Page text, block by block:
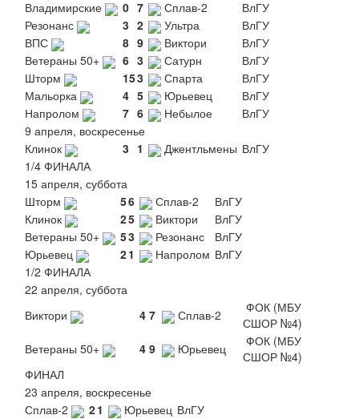
Владимирские
0 7 Сплав-2
ВлГУ
Резонанс
3 2 Ультра
ВлГУ
ВПС
8 9 Виктори
ВлГУ
Ветераны 50+
6 3 Сатурн
ВлГУ
Шторм
153 Спарта
ВлГУ
Мальорка
4 5 Юрьевец
ВлГУ
Напролом
7 6 Небылое
ВлГУ
9 апреля, воскресенье
Клинок
3 1 Джентльмены ВлГУ
1/4 ФИНАЛА
15 апреля, суббота
Шторм
56 Сплав-2
ВлГУ
Клинок
25 Виктори
ВлГУ
Ветераны 50+
53 Резонанс
ВлГУ
Юрьевец
21 Напролом ВлГУ
1/2 ФИНАЛА
22 апреля, суббота
Виктори
4 7 Сплав-2
ФОК (МБУ
СШОР №4)
Ветераны 50+
4 9 Юрьевец
ФОК (МБУ
СШОР №4)
ФИНАЛ
23 апреля, воскресенье
Сплав-2
21 Юрьевец ВлГУ